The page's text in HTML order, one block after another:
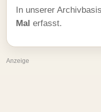
In unserer
Mal erfasst.
Anzeige